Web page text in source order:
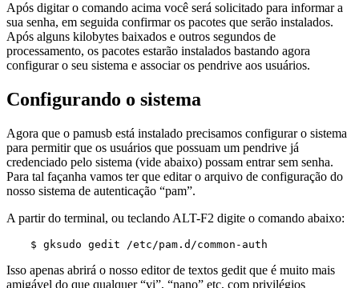
Após digitar o comando acima você será solicitado para informar a
sua senha, em seguida confirmar os pacotes que serão instalados.
Após alguns kilobytes baixados e outros segundos de
processamento, os pacotes estarão instalados bastando agora
configurar o seu sistema e associar os pendrive aos usuários.
Configurando o sistema
Agora que o pamusb está instalado precisamos configurar o sistema
para permitir que os usuários que possuam um pendrive já
credenciado pelo sistema (vide abaixo) possam entrar sem senha.
Para tal façanha vamos ter que editar o arquivo de configuração do
nosso sistema de autenticação “pam”.
A partir do terminal, ou teclando ALT-F2 digite o comando abaixo:
$ gksudo gedit /etc/pam.d/common-auth
Isso apenas abrirá o nosso editor de textos gedit que é muito mais
amigável do que qualquer “vi”, “nano” etc, com privilégios